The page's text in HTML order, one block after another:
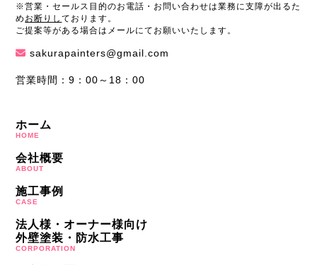
※営業・セールス目的のお電話・お問い合わせは業務に支障が出るた
め お断りしております。
ご提案等がある場合はメールにてお願いいたします。
sakurapainters@gmail.com
営業時間：9：00～18：00
ホーム
HOME
会社概要
ABOUT
施工事例
CASE
法人様・オーナー様向け
外壁塗装・防水工事
CORPORATION